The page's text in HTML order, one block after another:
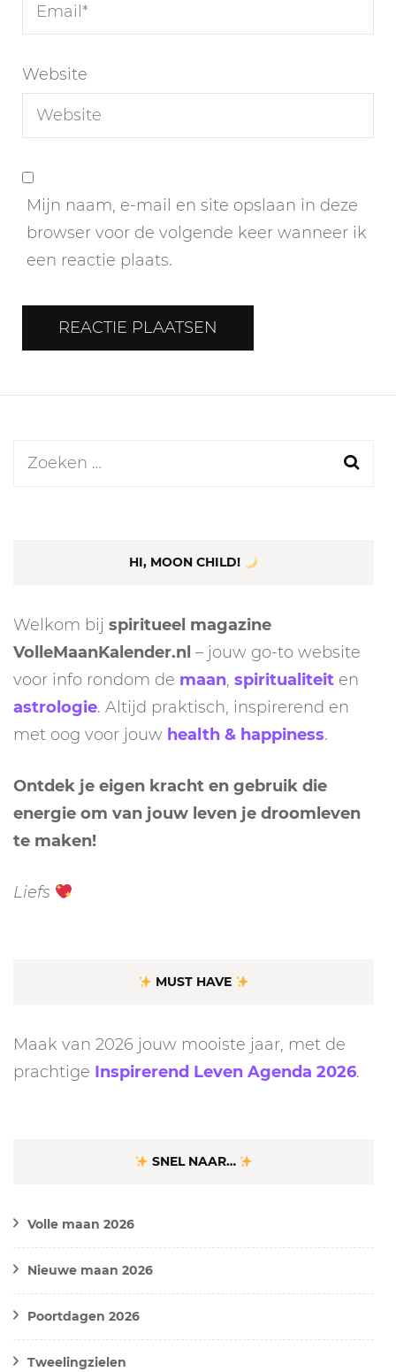
Website
Mijn naam, e-mail en site opslaan in deze
browser voor de volgende keer wanneer ik
een reactie plaats.
Zoeken
HI, MOON CHILD!
Welkom bij spiritueel magazine
VolleMaanKalender.nl – jouw go-to website
voor info rondom de maan, spiritualiteit en
astrologie. Altijd praktisch, inspirerend en
met oog voor jouw health & happiness.
Ontdek je eigen kracht en gebruik die
energie om van jouw leven je droomleven
te maken!
Liefs
MUST HAVE
Maak van 2026 jouw mooiste jaar, met de
prachtige Inspirerend Leven Agenda 2026.
SNEL NAAR…
Volle maan 2026
Nieuwe maan 2026
Poortdagen 2026
Tweelingzielen